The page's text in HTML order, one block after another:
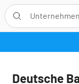
Deutsche